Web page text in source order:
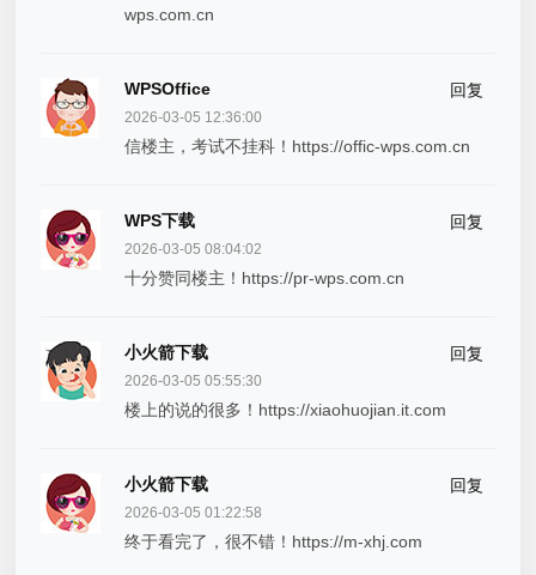
wps.com.cn
WPSOffice 回复
2026-03-05 12:36:00
信楼主，考试不挂科！https://offic-wps.com.cn
WPS下载 回复
2026-03-05 08:04:02
十分赞同楼主！https://pr-wps.com.cn
小火箭下载 回复
2026-03-05 05:55:30
楼上的说的很多！https://xiaohuojian.it.com
小火箭下载 回复
2026-03-05 01:22:58
终于看完了，很不错！https://m-xhj.com